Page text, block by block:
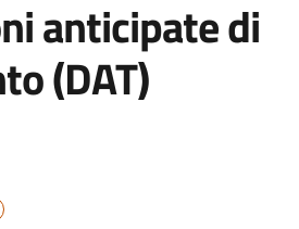
anticipate di
(DAT)